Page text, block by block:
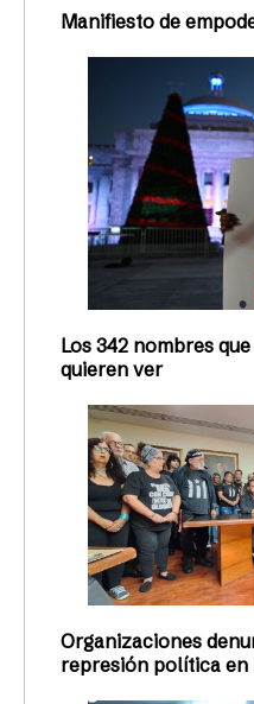
Esther
derecho es
Universidad
InterMujeres conversó
confusión creado por
aborto
Redacción Todas 10/04/